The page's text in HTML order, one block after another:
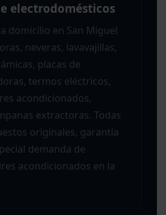
electrodomésticos
domicilio en San Miguel
neveras, lavavajillas,
placas de
termos eléctricos,
acondicionados,
extractoras. Todas
originales, garantía
demanda de
acondicionados en la